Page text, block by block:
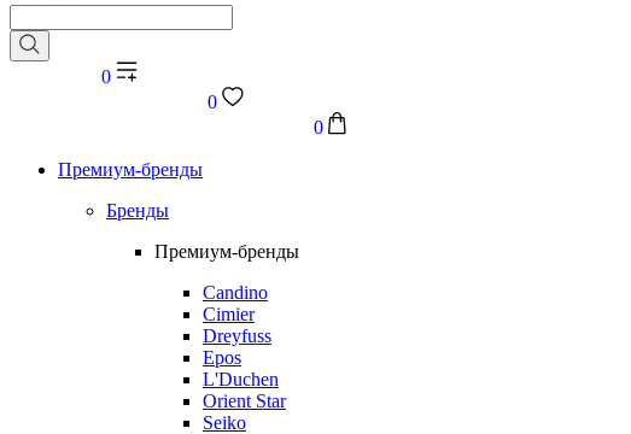
0
0
0
Премиум-бренды
Бренды
Премиум-бренды
Candino
Cimier
Dreyfuss
Epos
L'Duchen
Orient Star
Seiko